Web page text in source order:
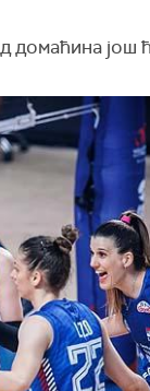
домаћина још